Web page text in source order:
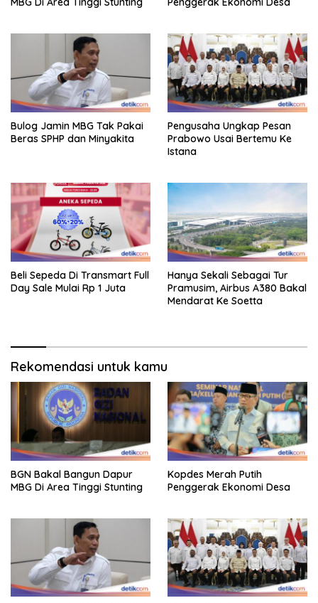
Bulog Jamin MBG Tak Pakai
Beras SPHP dan Minyakita
Pengusaha Ungkap Pesan
Prabowo Usai Bertemu Ke
Istana
Beli Sepeda Di Transmart Full
Day Sale Mulai Rp 1 Juta
Hanya Sekali Sebagai Tur
Pramusim, Airbus A380 Bakal
Mendarat Ke Soetta
Rekomendasi untuk kamu
BGN Bakal Bangun Dapur
MBG Di Area Tinggi Stunting
Kopdes Merah Putih
Penggerak Ekonomi Desa